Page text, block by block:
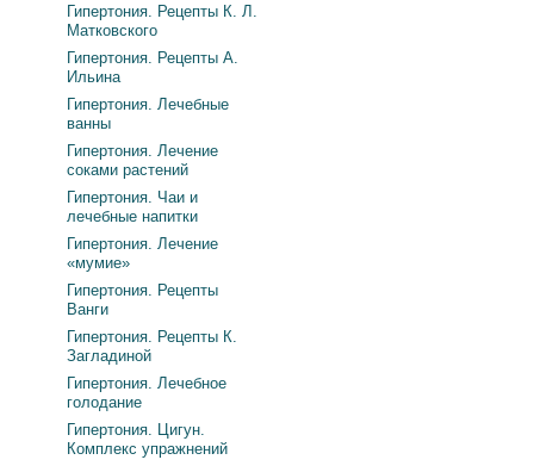
Гипертония. Рецепты К. Л.
Матковского
Гипертония. Рецепты А.
Ильина
Гипертония. Лечебные
ванны
Гипертония. Лечение
соками растений
Гипертония. Чаи и
лечебные напитки
Гипертония. Лечение
«мумие»
Гипертония. Рецепты
Ванги
Гипертония. Рецепты К.
Загладиной
Гипертония. Лечебное
голодание
Гипертония. Цигун.
Комплекс упражнений